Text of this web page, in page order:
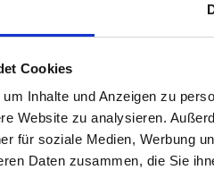
Cookies
Inhalte und Anzeigen zu
Website zu analysieren.
für soziale Medien, Werbung
Daten zusammen, die Sie